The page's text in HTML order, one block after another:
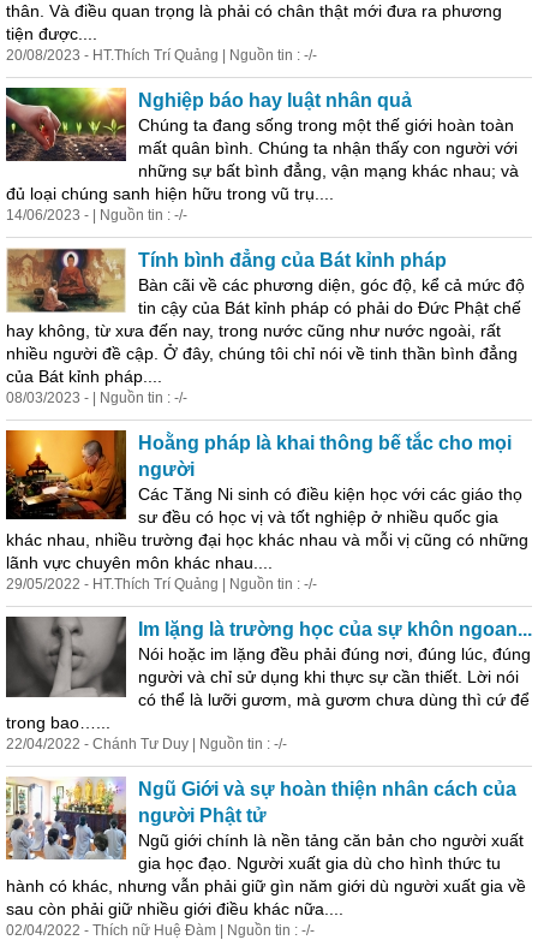
thân. Và điều quan trọng là phải có chân thật mới đưa ra phương
tiện được....
20/08/2023 - HT.Thích Trí Quảng | Nguồn tin : -/-
Nghiệp báo hay luật nhân quả
Chúng ta đang sống trong một thế giới hoàn toàn
mất quân bình. Chúng ta nhận thấy con người với
những sự bất bình đẳng, vận mạng khác nhau; và
đủ loại chúng sanh hiện hữu trong vũ trụ....
14/06/2023 - | Nguồn tin : -/-
Tính bình đẳng của Bát kỉnh pháp
Bàn cãi về các phương diện, góc độ, kể cả mức độ
tin cậy của Bát kỉnh pháp có phải do Đức Phật chế
hay không, từ xưa đến nay, trong nước cũng như nước ngoài, rất
nhiều người đề cập. Ở đây, chúng tôi chỉ nói về tinh thần bình đẳng
của Bát kỉnh pháp....
08/03/2023 - | Nguồn tin : -/-
Hoằng pháp là khai thông bế tắc cho mọi
người
Các Tăng Ni sinh có điều kiện học với các giáo thọ
sư đều có học vị và tốt nghiệp ở nhiều quốc gia
khác nhau, nhiều trường đại học khác nhau và mỗi vị cũng có những
lãnh vực chuyên môn khác nhau....
29/05/2022 - HT.Thích Trí Quảng | Nguồn tin : -/-
Im lặng là trường học của sự khôn ngoan...
Nói hoặc im lặng đều phải đúng nơi, đúng lúc, đúng
người và chỉ sử dụng khi thực sự cần thiết. Lời nói
có thể là lưỡi gươm, mà gươm chưa dùng thì cứ để
trong bao…...
22/04/2022 - Chánh Tư Duy | Nguồn tin : -/-
Ngũ Giới và sự hoàn thiện nhân cách của
người Phật tử
Ngũ giới chính là nền tảng căn bản cho người xuất
gia học đạo. Người xuất gia dù cho hình thức tu
hành có khác, nhưng vẫn phải giữ gìn năm giới dù người xuất gia về
sau còn phải giữ nhiều giới điều khác nữa....
02/04/2022 - Thích nữ Huệ Đàm | Nguồn tin : -/-